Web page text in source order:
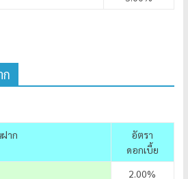
ก
ฝาก
อัตรา
ดอกเบี้ย
2.00%